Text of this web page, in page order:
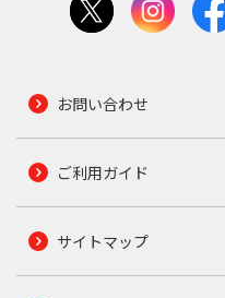
お問い合わせ
ご利用ガイド
サイトマップ